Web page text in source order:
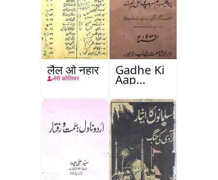
लैल ओ नहार
मेरी कोलियर
Gadhe Ki
Aap
Beetee